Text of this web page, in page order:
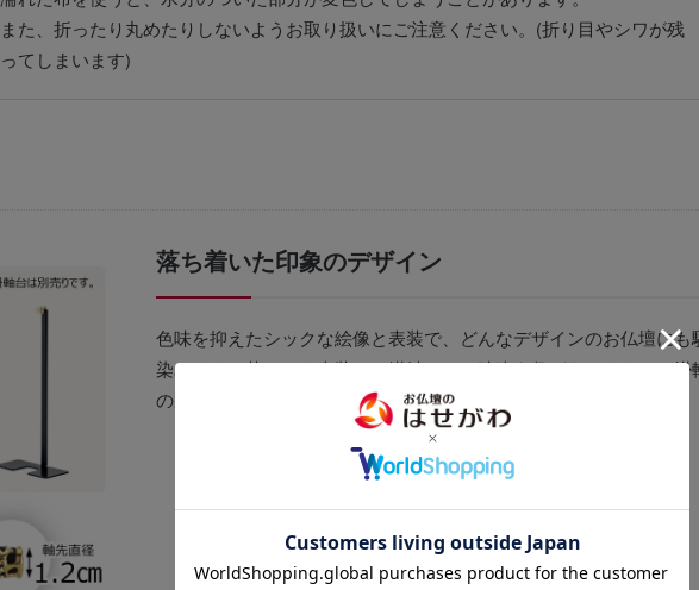
また、折ったり丸めたりしないようお取り扱いにご注意ください。(折り目やシワが残
ってしまいます)
落ち着いた印象のデザイン
色味を抑えたシックな絵像と表装で、どんなデザインのお仏壇にも
染みます。華やかな表装のお掛軸とは一味違う趣があります。お掛
の産地である岐阜県で製造しています。